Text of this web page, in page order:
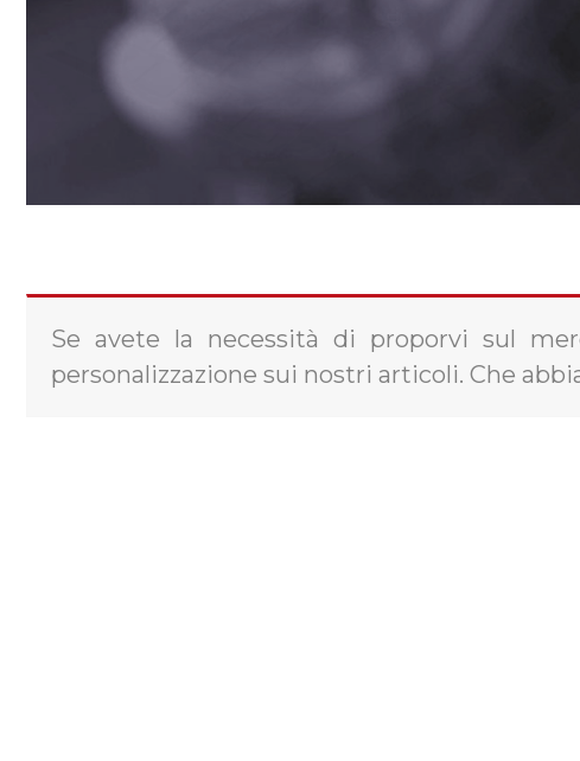
Se avete la necessità di proporvi sul
personalizzazione sui nostri articoli. Che